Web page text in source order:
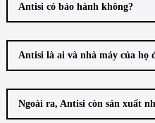
Antisi có bảo hành không?
Antisi là ai và nhà máy của họ
Ngoài ra, Antisi còn sản xuất